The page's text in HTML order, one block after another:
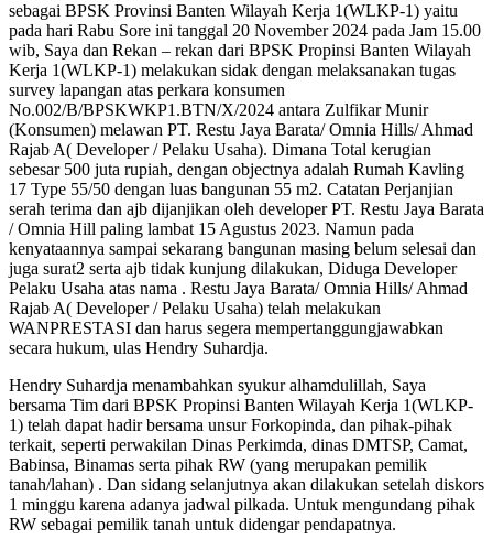
sebagai BPSK Provinsi Banten Wilayah Kerja 1(WLKP-1) yaitu
pada hari Rabu Sore ini tanggal 20 November 2024 pada Jam 15.00
wib, Saya dan Rekan – rekan dari BPSK Propinsi Banten Wilayah
Kerja 1(WLKP-1) melakukan sidak dengan melaksanakan tugas
survey lapangan atas perkara konsumen
No.002/B/BPSKWKP1.BTN/X/2024 antara Zulfikar Munir
(Konsumen) melawan PT. Restu Jaya Barata/ Omnia Hills/ Ahmad
Rajab A( Developer / Pelaku Usaha). Dimana Total kerugian
sebesar 500 juta rupiah, dengan objectnya adalah Rumah Kavling
17 Type 55/50 dengan luas bangunan 55 m2. Catatan Perjanjian
serah terima dan ajb dijanjikan oleh developer PT. Restu Jaya Barata
/ Omnia Hill paling lambat 15 Agustus 2023. Namun pada
kenyataannya sampai sekarang bangunan masing belum selesai dan
juga surat2 serta ajb tidak kunjung dilakukan, Diduga Developer
Pelaku Usaha atas nama . Restu Jaya Barata/ Omnia Hills/ Ahmad
Rajab A( Developer / Pelaku Usaha) telah melakukan
WANPRESTASI dan harus segera mempertanggungjawabkan
secara hukum, ulas Hendry Suhardja.
Hendry Suhardja menambahkan syukur alhamdulillah, Saya
bersama Tim dari BPSK Propinsi Banten Wilayah Kerja 1(WLKP-
1) telah dapat hadir bersama unsur Forkopinda, dan pihak-pihak
terkait, seperti perwakilan Dinas Perkimda, dinas DMTSP, Camat,
Babinsa, Binamas serta pihak RW (yang merupakan pemilik
tanah/lahan) . Dan sidang selanjutnya akan dilakukan setelah diskors
1 minggu karena adanya jadwal pilkada. Untuk mengundang pihak
RW sebagai pemilik tanah untuk didengar pendapatnya.